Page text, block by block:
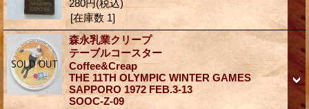
280円(税込)
[在庫数 1]
森永乳業クリープ
テーブルコースター
Coffee&Creap
THE 11TH OLYMPIC WINTER GAMES
SAPPORO 1972 FEB.3-13
SOOC-Z-09